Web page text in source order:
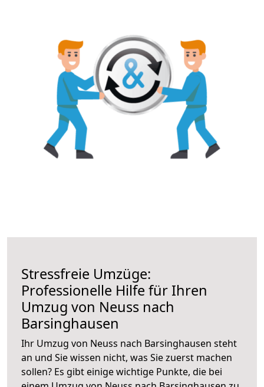
Stressfreie Umzüge:
Professionelle Hilfe für Ihren
Umzug von Neuss nach
Barsinghausen
Ihr Umzug von Neuss nach Barsinghausen steht
an und Sie wissen nicht, was Sie zuerst machen
sollen? Es gibt einige wichtige Punkte, die bei